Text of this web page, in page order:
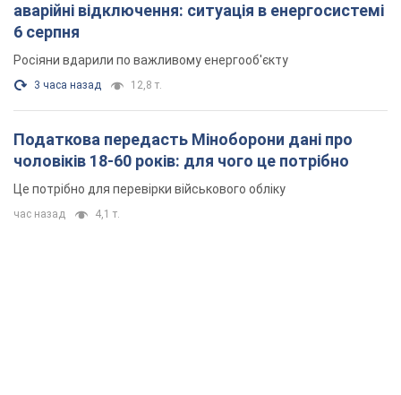
аварійні відключення: ситуація в енергосистемі
6 серпня
Росіяни вдарили по важливому енергооб'єкту
3 часа назад 12,8 т.
Податкова передасть Міноборони дані про
чоловіків 18-60 років: для чого це потрібно
Це потрібно для перевірки військового обліку
час назад 4,1 т.